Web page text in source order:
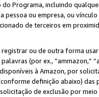
do Programa, incluindo
pessoa ou empresa, ou
de terceiros em
registrar ou de outra forma
(por ex., “ammazon,”
à Amazon, por
definição abaixo)
de exclusão por